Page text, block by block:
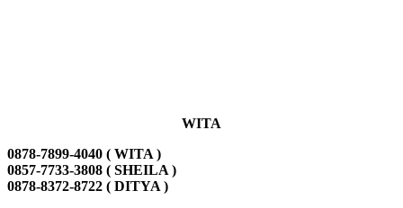
WITA
0878-7899-4040 ( WITA )
0857-7733-3808 ( SHEILA )
0878-8372-8722 ( DITYA )